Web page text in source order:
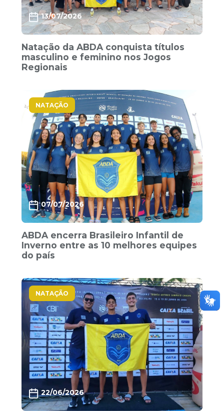
13/07/2026
Natação da ABDA conquista títulos
masculino e feminino nos Jogos
Regionais
NATAÇÃO
07/07/2026
ABDA encerra Brasileiro Infantil de
Inverno entre as 10 melhores equipes
do país
NATAÇÃO
22/06/2026